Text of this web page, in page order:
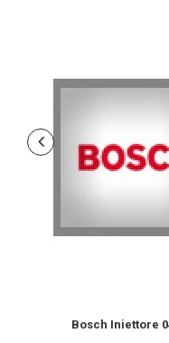
Bosch Iniettore